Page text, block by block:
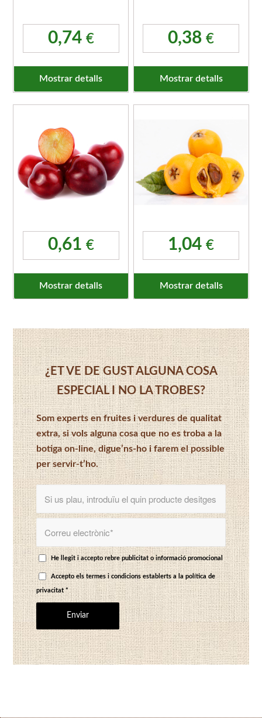
0,74 €
Mostrar detalls
0,38€
Mostrar detalls
0,61 €
Mostrar detalls
1,04€
Mostrar detalls
¿ET VE DE GUST ALGUNA COSA
ESPECIAL I NO LA TROBES?
Som experts en fruites i verdures de qualitat
extra, si vols alguna cosa que no es troba a la
botiga on-line, digue’ns-ho i farem el possible
per servir-t’ho.
He llegit i accepto rebre publicitat o informació promocional
Accepto els termes i condicions establerts ala política de
privacitat *